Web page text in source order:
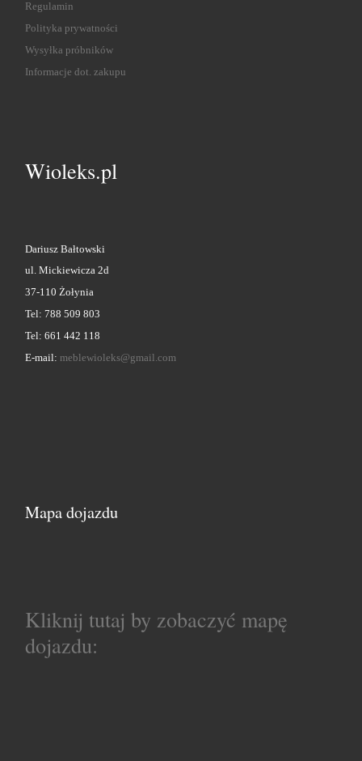
Regulamin
Polityka prywatności
Wysyłka próbników
Informacje dot. zakupu
Wioleks.pl
Dariusz Bałtowski
ul. Mickiewicza 2d
37-110 Żołynia
Tel: 788 509 803
Tel: 661 442 118
E-mail: meblewioleks@gmail.com
Mapa dojazdu
Kliknij tutaj by zobaczyć mapę
dojazdu: